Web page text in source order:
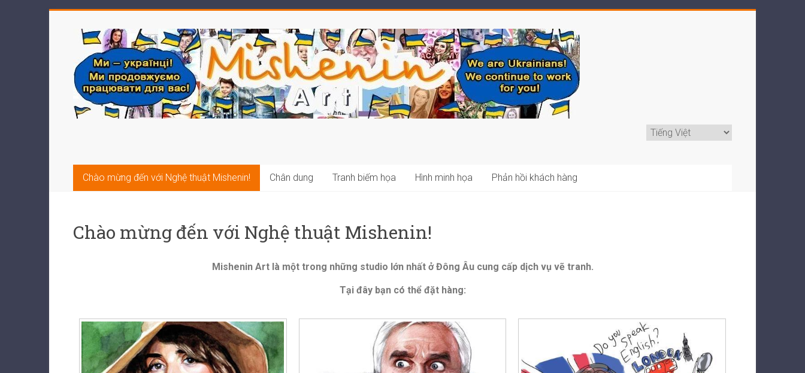
Chào mừng đến với Nghệ thuật Mishenin! Chân dung Tranh biếm họa Hình minh họa Phản hồi khách hàng
Chào mừng đến với Nghệ thuật Mishenin!
Mishenin Art là một trong những studio lớn nhất ở Đông Âu cung cấp dịch vụ vẽ tranh.
Tại đây bạn có thể đặt hàng: